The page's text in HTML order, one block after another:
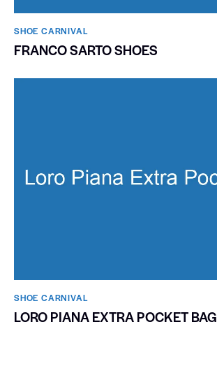
SHOE CARNIVAL​
FRANCO SARTO SHOES
SHOE CARNIVAL​
LORO PIANA EXTRA POCKET BAG